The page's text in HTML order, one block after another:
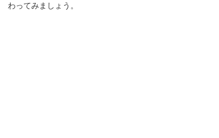
わってみましょう。